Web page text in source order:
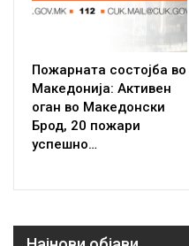
Пожарната состојба во
Македонија: Активен
оган во Македонски
Брод, 20 пожари
успешно…